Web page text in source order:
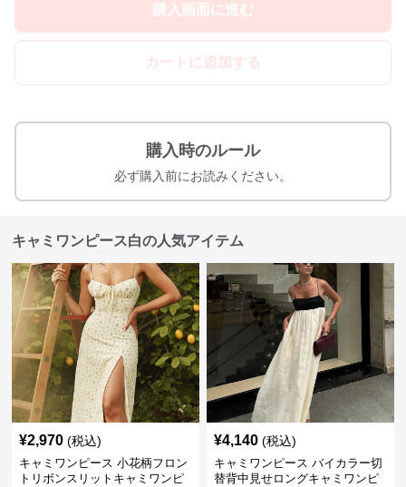
購入画面に進む
カートに追加する
購入時のルール
必ず購入前にお読みください。
キャミワンピース白の人気アイテム
¥2,970 (税込)
キャミワンピース 小花柄フロン
トリボンスリットキャミワンピ
¥4,140 (税込)
キャミワンピース バイカラー切
替背中見せロングキャミワンピ